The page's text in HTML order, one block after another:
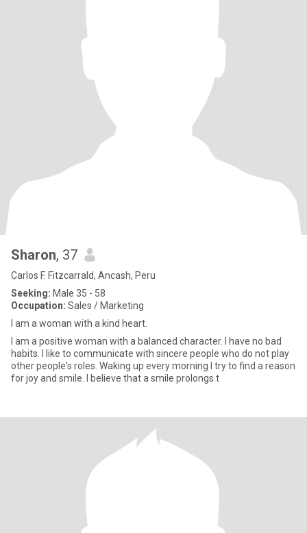
Sharon, 37
Carlos F. Fitzcarrald, Ancash, Peru
Seeking: Male 35 - 58
Occupation: Sales / Marketing
I am a woman with a kind heart.
I am a positive woman with a balanced character. I have no bad
habits. I like to communicate with sincere people who do not play
other people's roles. Waking up every morning I try to find a reason
for joy and smile. I believe that a smile prolongs t